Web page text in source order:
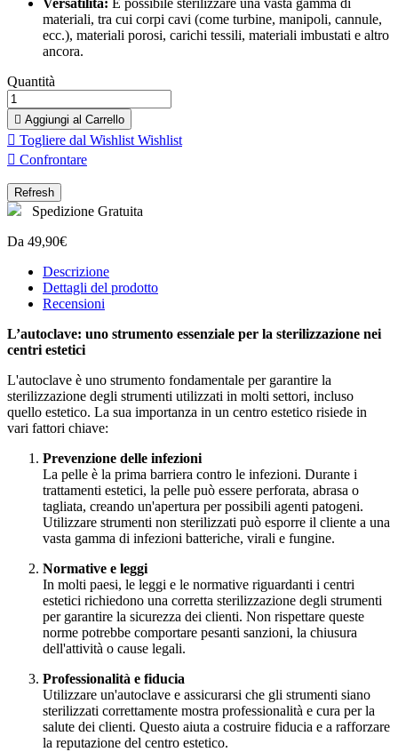
Versatilità: È possibile sterilizzare una vasta gamma di
materiali, tra cui corpi cavi (come turbine, manipoli, cannule,
ecc.), materiali porosi, carichi tessili, materiali imbustati e altro
ancora.
Quantità
 Aggiungi al Carrello
 Togliere dal Wishlist Wishlist
 Confrontare
Spedizione Gratuita
Da 49,90€
Descrizione
Dettagli del prodotto
Recensioni
L’autoclave: uno strumento essenziale per la sterilizzazione nei
centri estetici
L'autoclave è uno strumento fondamentale per garantire la
sterilizzazione degli strumenti utilizzati in molti settori, incluso
quello estetico. La sua importanza in un centro estetico risiede in
vari fattori chiave:
Prevenzione delle infezioni
La pelle è la prima barriera contro le infezioni. Durante i
trattamenti estetici, la pelle può essere perforata, abrasa o
tagliata, creando un'apertura per possibili agenti patogeni.
Utilizzare strumenti non sterilizzati può esporre il cliente a una
vasta gamma di infezioni batteriche, virali e fungine.
Normative e leggi
In molti paesi, le leggi e le normative riguardanti i centri
estetici richiedono una corretta sterilizzazione degli strumenti
per garantire la sicurezza dei clienti. Non rispettare queste
norme potrebbe comportare pesanti sanzioni, la chiusura
dell'attività o cause legali.
Professionalità e fiducia
Utilizzare un'autoclave e assicurarsi che gli strumenti siano
sterilizzati correttamente mostra professionalità e cura per la
salute dei clienti. Questo aiuta a costruire fiducia e a rafforzare
la reputazione del centro estetico.